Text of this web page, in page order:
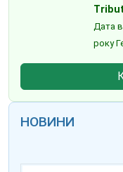
Дата
року
НОВИНИ